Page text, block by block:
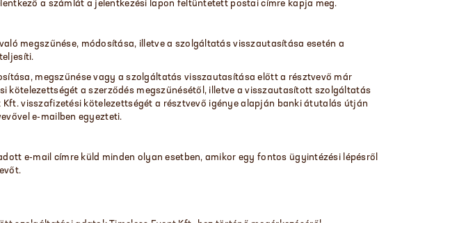
a számlát a jelentkezési lapon feltüntetett postai címre kapja meg.
megszűnése, módosítása, illetve a szolgáltatás visszautasítása esetén a
megszűnése vagy a szolgáltatás visszautasítása előtt a résztvevő már
kötelezettségét a szerződés megszűnésétől, illetve a visszautasított szolgáltatás
visszafizetési kötelezettségét a résztvevő igénye alapján banki átutalás útján
e-mailben egyezteti.
e-mail címre küld minden olyan esetben, amikor egy fontos ügyintézési lépésről
szolgáltatási adatok Timeless Event Kft.-hez történő megérkezéséről.